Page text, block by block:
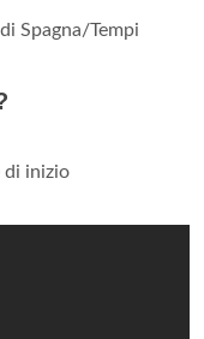
Spagna/Tempi
di inizio